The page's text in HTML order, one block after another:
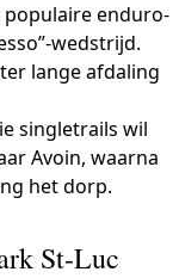
populaire enduro-
wedstrijd.
lange afdaling
singletrails wil
Avoin, waarna
het dorp.
St-Luc